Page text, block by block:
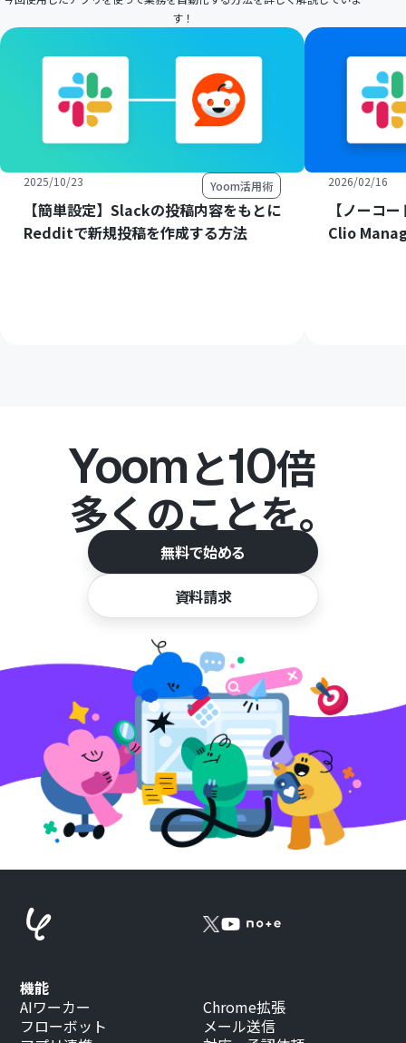
す！
2025/10/23 Yoom活用術
【簡単設定】Slackの投稿内容をもとに
Redditで新規投稿を作成する方法
2026/02/16
【ノーコ
Clio
Yoomと10倍
多くのことを。
無料で始める
資料請求
機能
AIワーカー
フローボット
Chrome拡張
メール送信